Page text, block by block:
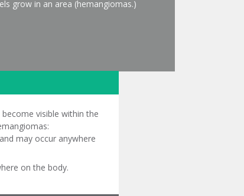
grow in an area (hemangiomas.)
visible within the
may occur anywhere
on the body.